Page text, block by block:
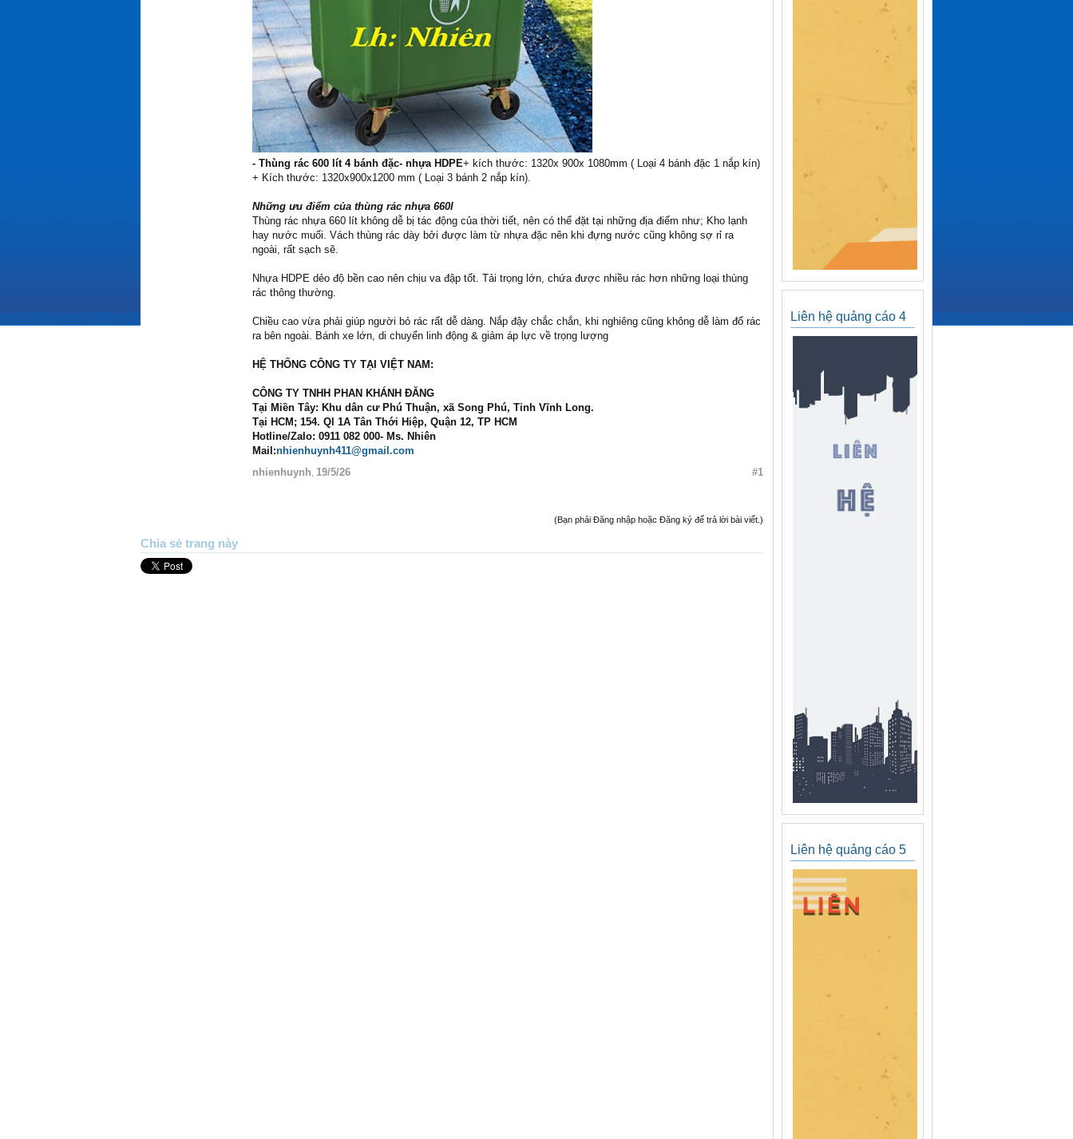
- Thùng rác 600 lít 4 bánh đặc- nhựa HDPE+ kích thước: 1320x 900x 1080mm ( Loại 4 bánh đặc 1 nắp kín)
+ Kích thước: 1320x900x1200 mm ( Loại 3 bánh 2 nắp kín).
Những ưu điểm của thùng rác nhựa 660l
Thùng rác nhựa 660 lít không dễ bị tác động của thời tiết, nên có thể đặt tại những địa điểm như; Kho lạnh
hay nước muối. Vách thùng rác dày bởi được làm từ nhựa đặc nên khi đựng nước cũng không sợ rỉ ra
ngoài, rất sạch sẽ.
Nhựa HDPE dẻo độ bền cao nên chịu va đập tốt. Tải trọng lớn, chứa được nhiều rác hơn những loại thùng
rác thông thường.
Chiều cao vừa phải giúp người bỏ rác rất dễ dàng. Nắp đậy chắc chắn, khi nghiêng cũng không dễ làm đổ rác
ra bên ngoài. Bánh xe lớn, di chuyển linh động & giảm áp lực về trọng lượng
HỆ THỐNG CÔNG TY TẠI VIỆT NAM:
CÔNG TY TNHH PHAN KHÁNH ĐĂNG
Tại Miền Tây: Khu dân cư Phú Thuận, xã Song Phú, Tỉnh Vĩnh Long.
Tại HCM; 154. Ql 1A Tân Thới Hiệp, Quận 12, TP HCM
Hotline/Zalo: 0911 082 000- Ms. Nhiên
Mail:nhienhuynh411@gmail.com
nhienhuynh 19/5/26 #1
(Bạn phải Đăng nhập hoặc Đăng ký để trả lời bài viết.)
Chia sẻ trang này
Liên hệ quảng cáo 4
Liên hệ quảng cáo 5